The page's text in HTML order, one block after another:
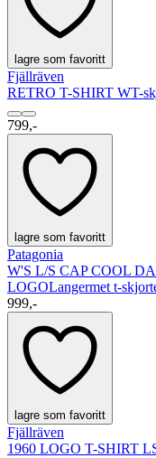
lagre som favoritt
Fjällräven
RETRO T-SHIRT WT-
799,-
lagre som favoritt
Patagonia
W'S L/S CAP COOL
LOGOLangermet t-
999,-
lagre som favoritt
Fjällräven
1960 LOGO T-SHIRT